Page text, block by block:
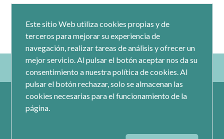
Este sitio Web utiliza cookies propias y de
terceros para mejorar su experiencia de
navegación, realizar tareas de análisis y ofrecer un
mejor servicio. Al pulsar el botón aceptar nos da su
consentimiento a nuestra política de cookies. Al
pulsar el botón rechazar, solo se almacenan las
cookies necesarias para el funcionamiento de la
página.